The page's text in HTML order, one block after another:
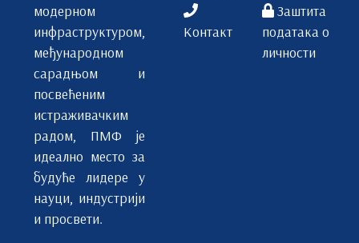
модерном
инфраструктуром,
међународном
сарадњом и
посвећеним
истраживачким
радом, ПМФ је
идеално место за
будуће лидере у
науци, индустрији
и просвети.
Контакт
Заштита
података о
личности